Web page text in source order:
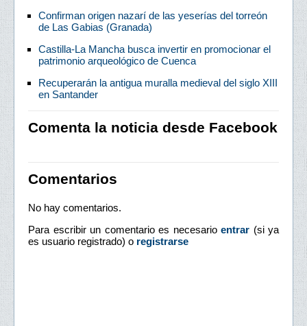
Confirman origen nazarí de las yeserías del torreón
de Las Gabias (Granada)
Castilla-La Mancha busca invertir en promocionar el
patrimonio arqueológico de Cuenca
Recuperarán la antigua muralla medieval del siglo XIII
en Santander
Comenta la noticia desde Facebook
Comentarios
No hay comentarios.
Para escribir un comentario es necesario entrar (si ya
es usuario registrado) o registrarse